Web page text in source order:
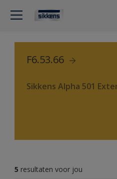
F6.53.66
Sikkens Alpha 501
5 resultaten voor jou